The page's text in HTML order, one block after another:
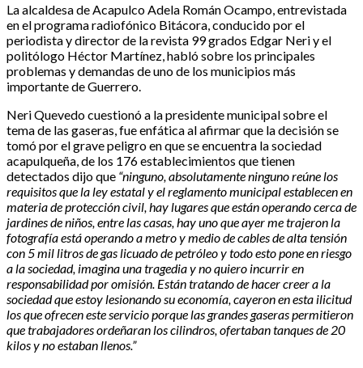
La alcaldesa de Acapulco Adela Román Ocampo, entrevistada
en el programa radiofónico Bitácora, conducido por el
periodista y director de la revista 99 grados Edgar Neri y el
politólogo Héctor Martínez, habló sobre los principales
problemas y demandas de uno de los municipios más
importante de Guerrero.
Neri Quevedo cuestionó a la presidente municipal sobre el
tema de las gaseras, fue enfática al afirmar que la decisión se
tomó por el grave peligro en que se encuentra la sociedad
acapulqueña, de los 176 establecimientos que tienen
detectados dijo que “ninguno, absolutamente ninguno reúne los
requisitos que la ley estatal y el reglamento municipal establecen en
materia de protección civil, hay lugares que están operando cerca de
jardines de niños, entre las casas, hay uno que ayer me trajeron la
fotografía está operando a metro y medio de cables de alta tensión
con 5 mil litros de gas licuado de petróleo y todo esto pone en riesgo
a la sociedad, imagina una tragedia y no quiero incurrir en
responsabilidad por omisión. Están tratando de hacer creer a la
sociedad que estoy lesionando su economía, cayeron en esta ilicitud
los que ofrecen este servicio porque las grandes gaseras permitieron
que trabajadores ordeñaran los cilindros, ofertaban tanques de 20
kilos y no estaban llenos.”